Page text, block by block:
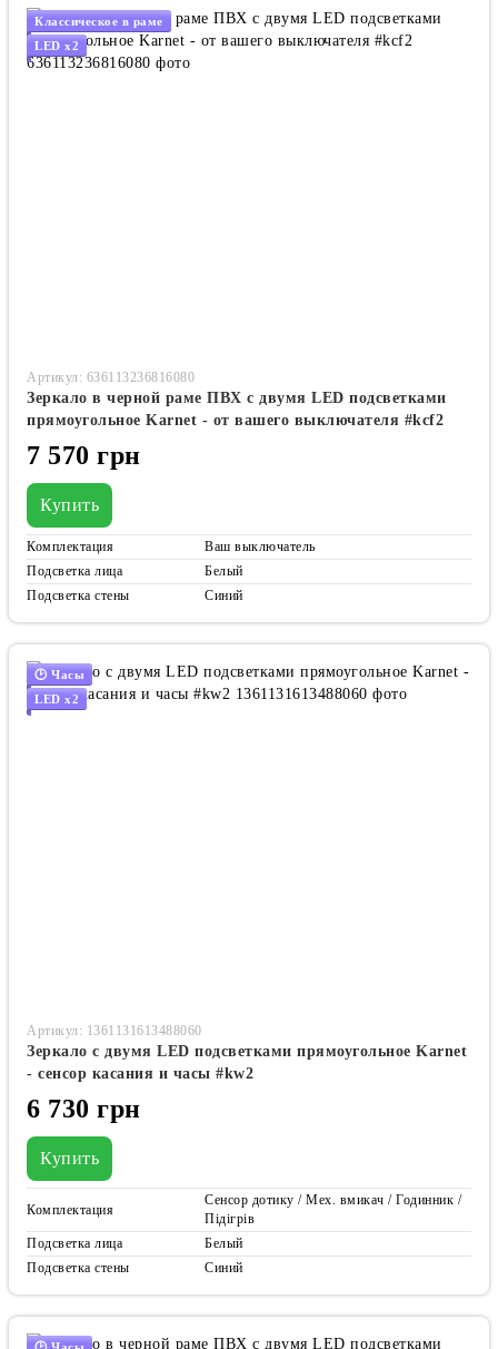
Классическое в раме
LED x2
Артикул: 636113236816080
Зеркало в черной раме ПВХ с двумя LED подсветками
прямоугольное Karnet - от вашего выключателя #kcf2
7 570 грн
Купить
Комплектация
Ваш выключатель
Подсветка лица
Белый
Подсветка стены
Синий
🕑 Часы
LED x2
Артикул: 1361131613488060
Зеркало с двумя LED подсветками прямоугольное Karnet
- сенсор касания и часы #kw2
6 730 грн
Купить
Комплектация
Сенсор дотику / Мех. вмикач / Годинник /
Підігрів
Подсветка лица
Белый
Подсветка стены
Синий